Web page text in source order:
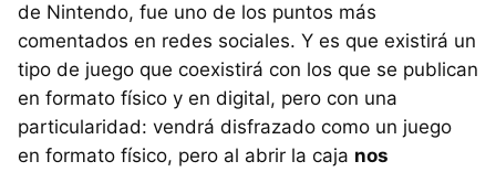
de Nintendo, fue uno de los puntos más
comentados en redes sociales. Y es que existirá un
tipo de juego que coexistirá con los que se publican
en formato físico y en digital, pero con una
particularidad: vendrá disfrazado como un juego
en formato físico, pero al abrir la caja nos